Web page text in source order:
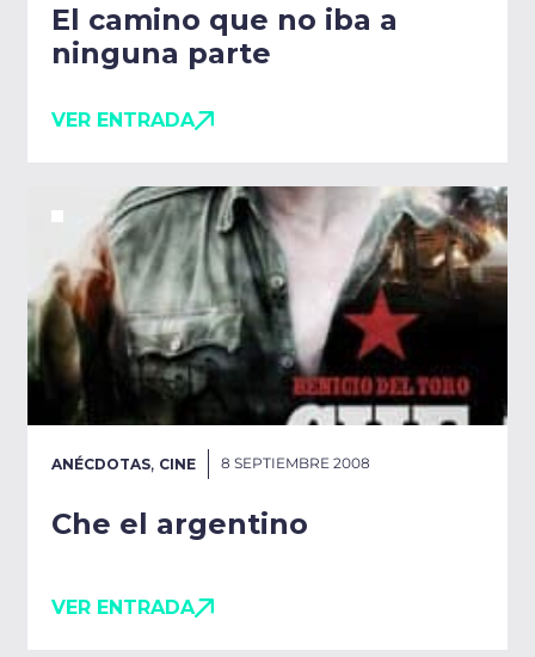
El camino que no iba a
ninguna parte
VER ENTRADA
ANÉCDOTAS, CINE 8 SEPTIEMBRE 2008
Che el argentino
VER ENTRADA